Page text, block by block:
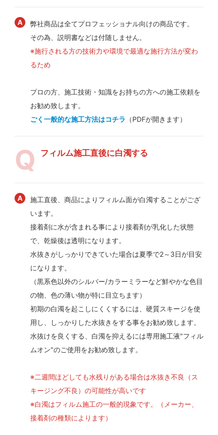
弊社商品は全てプロフェッショナル向けの商品です。
その為、説明書などは付随しません。
※施行される方の技術力や環境で最適な施行方法が変わ
るため
プロの方、施工技術・知識をお持ちの方への施工依頼を
お勧め致します。
ごく一般的な施工方法はコチラ （PDFが開きます）
フィルム施工直後に白濁する
施工直後、商品によりフィルム面が白濁することがござ
います。
接着剤に水が含まれる事により接着剤が乳化した状態
で、乾燥後は透明になります。
水抜きがしっかりできていた場合は夏季で2～3日が目安
になります。
（黒系色以外のシルバー/カラーミラーなど鮮やかな色目
の物、色の薄い物が特に目立ちます）
初期の白濁を起こしにくくするには、硬質スキージを使
用し、しっかりした水抜きをする事をお勧め致します。
水抜けを良くする、白濁を抑えるには専用施工液"フィル
ムオン"のご使用をお勧め致します。
※二週間ほどしても水残りがある場合は水抜き不良（ス
キージング不良）の可能性が高いです
※白濁はフィルム施工の一般的現象です。（メーカー、
接着剤の種類によります）